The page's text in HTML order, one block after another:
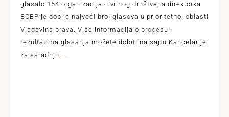
glasalo 154 organizacija civilnog društva, a direktorka
BCBP je dobila najveći broj glasova u prioritetnoj oblasti
Vladavina prava. Više informacija o procesu i
rezultatima glasanja možete dobiti na sajtu Kancelarije
za saradnju ...